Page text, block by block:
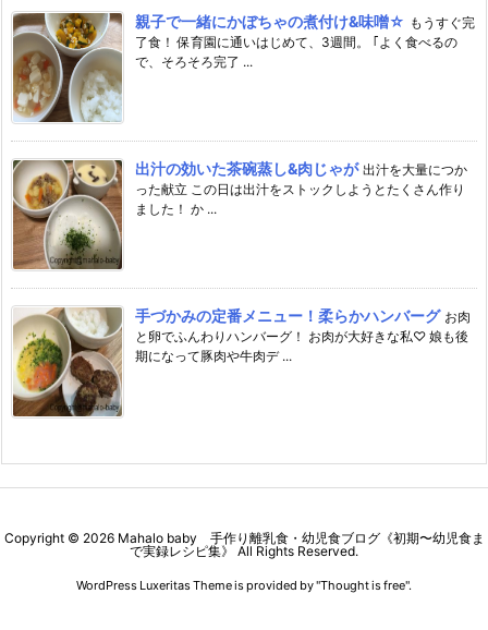
親子で一緒にかぼちゃの煮付け&味噌☆ もうすぐ完
了食！ 保育園に通いはじめて、3週間。 ｢よく食べるの
で、そろそろ完了 ...
出汁の効いた茶碗蒸し&肉じゃが 出汁を大量につか
った献立 この日は出汁をストックしようとたくさん作り
ました！ か ...
手づかみの定番メニュー！柔らかハンバーグ お肉
と卵でふんわりハンバーグ！ お肉が大好きな私♡ 娘も後
期になって豚肉や牛肉デ ...
Copyright © 2026 Mahalo baby 手作り離乳食・幼児食ブログ《初期〜幼児食ま
で実録レシピ集》 All Rights Reserved.
WordPress Luxeritas Theme is provided by "Thought is free".